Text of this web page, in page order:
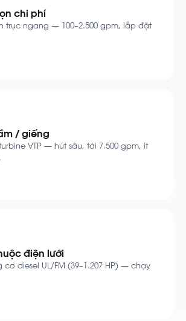
chi phí
trục ngang — 100–2.500 gpm, lắp đặt
/ giếng
VTP — hút sâu, tới 7.500 gpm, ít
điện lưới
diesel UL/FM (39–1.207 HP) — chạy